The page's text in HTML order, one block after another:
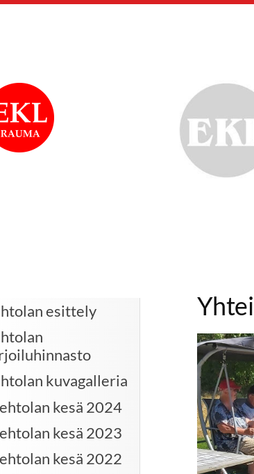
Eläkkeensaajat
esittely
kuvagalleria
kesä 2024
kesä 2023
kesä 2022